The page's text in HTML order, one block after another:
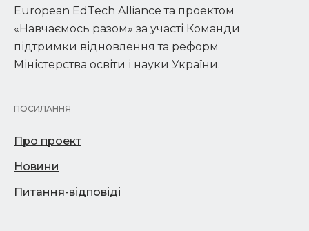
European EdTech Alliance та проектом
«Навчаємось разом» за участі Команди
підтримки відновлення та реформ
Міністерства освіти і науки України.
ПОСИЛАННЯ
Про проект
Новини
Питання-відповіді